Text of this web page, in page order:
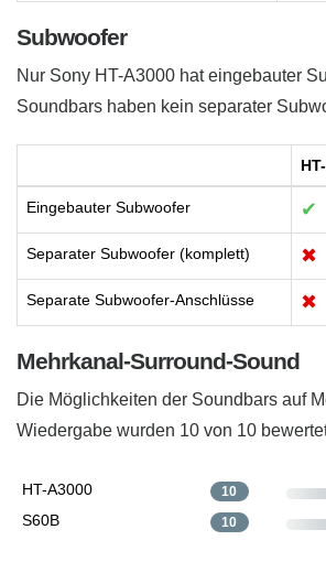
Subwoofer
Nur Sony HT-A3000 hat eingebauter
Soundbars haben kein separater
Eingebauter Subwoofer ✔
Separater Subwoofer (komplett) ✖
Separate Subwoofer-Anschlüsse ✖
Mehrkanal-Surround-Sound
Die Möglichkeiten der Soundbars auf
Wiedergabe ​wurden 10 von 10
HT-A3000 10
S60B 10